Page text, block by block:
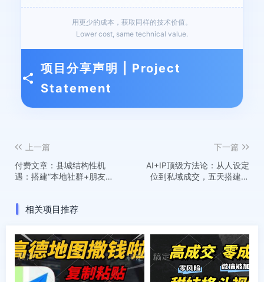
用更少的成本，获取同样的技术价值。
Lower cost, same technical value.
项目分享声明 | Project
Statement
上一篇
付费文章：县城结构性机
遇：搭建“本地社群+朋友圈”
下一篇
AI+IP顶级方法论：从人设定
位到私域成交，五天搭建可
相关项目推荐